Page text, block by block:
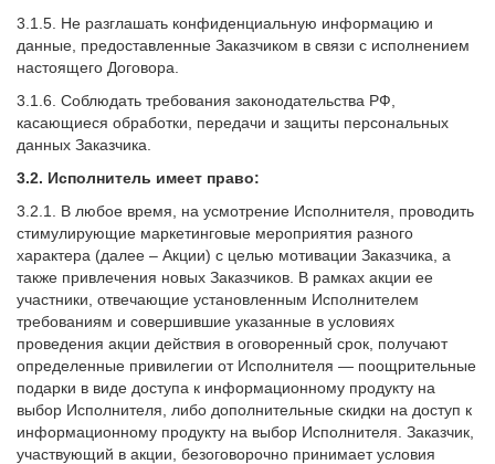
3.1.5. Не разглашать конфиденциальную информацию и
данные, предоставленные Заказчиком в связи с исполнением
настоящего Договора.
3.1.6. Соблюдать требования законодательства РФ,
касающиеся обработки, передачи и защиты персональных
данных Заказчика.
3.2. Исполнитель имеет право:
3.2.1. В любое время, на усмотрение Исполнителя, проводить
стимулирующие маркетинговые мероприятия разного
характера (далее – Акции) с целью мотивации Заказчика, а
также привлечения новых Заказчиков. В рамках акции ее
участники, отвечающие установленным Исполнителем
требованиям и совершившие указанные в условиях
проведения акции действия в оговоренный срок, получают
определенные привилегии от Исполнителя — поощрительные
подарки в виде доступа к информационному продукту на
выбор Исполнителя, либо дополнительные скидки на доступ к
информационному продукту на выбор Исполнителя. Заказчик,
участвующий в акции, безоговорочно принимает условия